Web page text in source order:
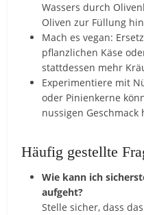
Wassers durch
Oliven zur Füllung
Mach es vegan:
pflanzlichen Käse
stattdessen mehr
Experimentiere mit
oder Pinienkerne
nussigen Geschmack
Häufig gestellte
Wie kann ich
aufgeht?
Stelle sicher, dass